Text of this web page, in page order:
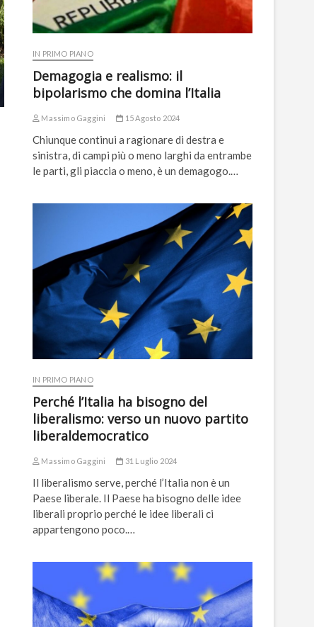
IN PRIMO PIANO
Demagogia e realismo: il
bipolarismo che domina l’Italia
Massimo Gaggini 15 Agosto 2024
Chiunque continui a ragionare di destra e
sinistra, di campi più o meno larghi da entrambe
le parti, gli piaccia o meno, è un demagogo.…
IN PRIMO PIANO
Perché l’Italia ha bisogno del
liberalismo: verso un nuovo partito
liberaldemocratico
Massimo Gaggini 31 Luglio 2024
Il liberalismo serve, perché l’Italia non è un
Paese liberale. Il Paese ha bisogno delle idee
liberali proprio perché le idee liberali ci
appartengono poco.…